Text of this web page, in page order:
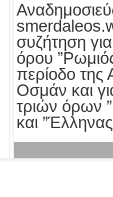
συζήτηση
όρου
περίοδο της
Οσμάν και
τριών όρων
και